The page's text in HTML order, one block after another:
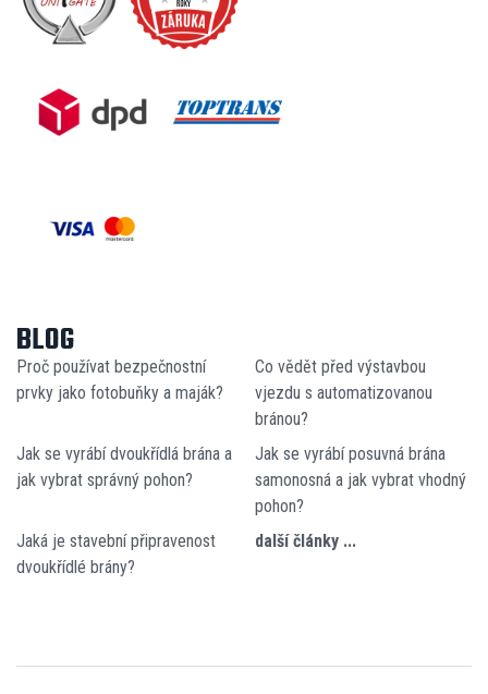
BLOG
Proč používat bezpečnostní
prvky jako fotobuňky a maják?
Co vědět před výstavbou
vjezdu s automatizovanou
bránou?
Jak se vyrábí dvoukřídlá brána a
jak vybrat správný pohon?
Jak se vyrábí posuvná brána
samonosná a jak vybrat vhodný
pohon?
Jaká je stavební připravenost
dvoukřídlé brány?
další články ...